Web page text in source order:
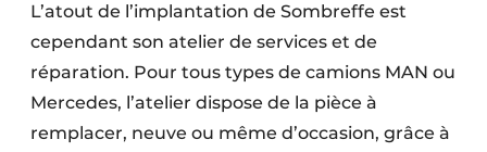
L’atout de l’implantation de Sombreffe est
cependant son atelier de services et de
réparation. Pour tous types de camions MAN ou
Mercedes, l’atelier dispose de la pièce à
remplacer, neuve ou même d’occasion, grâce à